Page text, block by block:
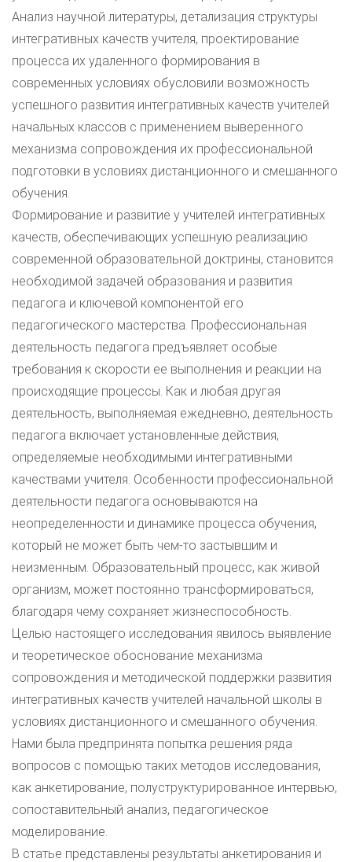
Анализ научной литературы, детализация структуры
интегративных качеств учителя, проектирование
процесса их удаленного формирования в
современных условиях обусловили возможность
успешного развития интегративных качеств учителей
начальных классов с применением выверенного
механизма сопровождения их профессиональной
подготовки в условиях дистанционного и смешанного
обучения.
Формирование и развитие у учителей интегративных
качеств, обеспечивающих успешную реализацию
современной образовательной доктрины, становится
необходимой задачей образования и развития
педагога и ключевой компонентой его
педагогического мастерства. Профессиональная
деятельность педагога предъявляет особые
требования к скорости ее выполнения и реакции на
происходящие процессы. Как и любая другая
деятельность, выполняемая ежедневно, деятельность
педагога включает установленные действия,
определяемые необходимыми интегративными
качествами учителя. Особенности профессиональной
деятельности педагога основываются на
неопределенности и динамике процесса обучения,
который не может быть чем-то застывшим и
неизменным. Образовательный процесс, как живой
организм, может постоянно трансформироваться,
благодаря чему сохраняет жизнеспособность.
Целью настоящего исследования явилось выявление
и теоретическое обоснование механизма
сопровождения и методической поддержки развития
интегративных качеств учителей начальной школы в
условиях дистанционного и смешанного обучения.
Нами была предпринята попытка решения ряда
вопросов с помощью таких методов исследования,
как анкетирование, полуструктурированное интервью,
сопоставительный анализ, педагогическое
моделирование.
В статье представлены результаты анкетирования и